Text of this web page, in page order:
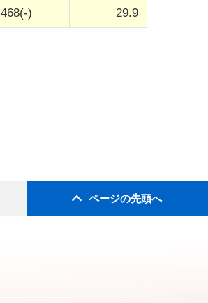
468(-) 29.9
ページの先頭へ